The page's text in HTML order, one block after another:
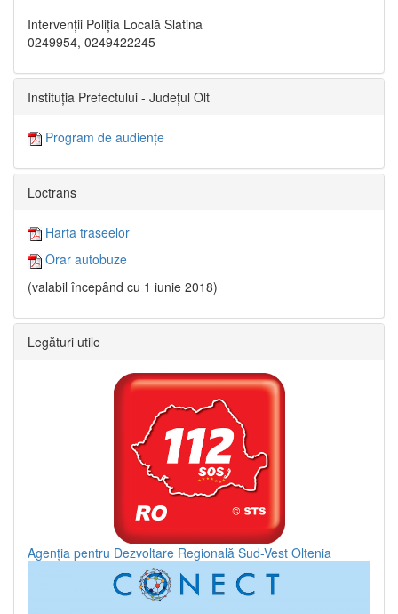
Intervenții Poliția Locală Slatina
0249954, 0249422245
Instituția Prefectului - Județul Olt
Program de audiențe
Loctrans
Harta traseelor
Orar autobuze
(valabil începând cu 1 iunie 2018)
Legături utile
Agenția pentru Dezvoltare Regională Sud-Vest Oltenia